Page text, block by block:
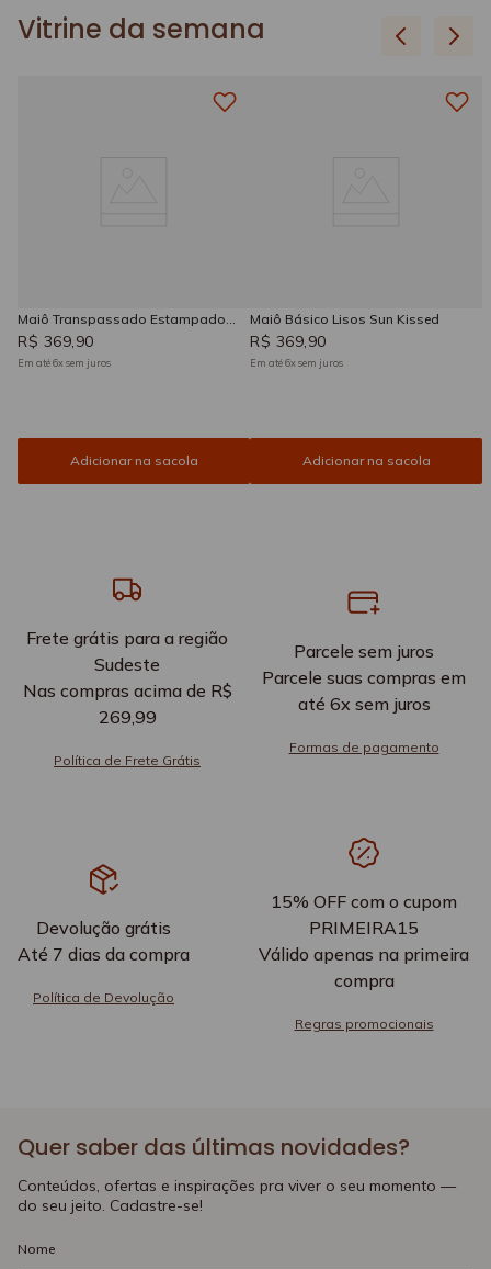
Vitrine da semana
Maiô Transpassado Estampado
Sun Kissed
R$ 369,90
Em até6x sem juros
Adicionar na sacola
Maiô Básico Lisos Sun Kissed
R$ 369,90
Em até6x sem juros
Adicionar na sacola
Frete grátis para a região
Sudeste
Nas compras acima de R$
269,99
Política de Frete Grátis
Parcele sem juros
Parcele suas compras em
até 6x sem juros
Formas de pagamento
Devolução grátis
Até 7 dias da compra
Política de Devolução
15% OFF com o cupom
PRIMEIRA15
Válido apenas na primeira
compra
Regras promocionais
Quer saber das últimas novidades?
Conteúdos, ofertas e inspirações pra viver o seu momento —
do seu jeito. Cadastre-se!
Nome